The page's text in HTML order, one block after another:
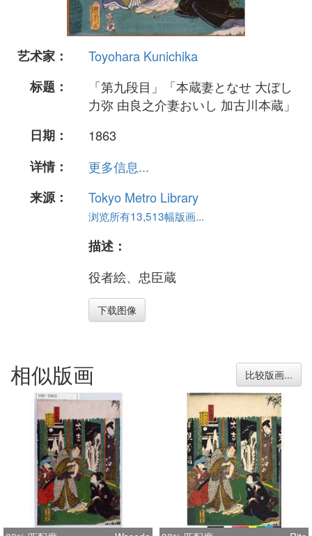
艺术家：
Toyohara Kunichika
标题：
「第九段目」「本蔵妻となせ 大ぼし
力弥 由良之介妻おいし 加古川本蔵」
日期：
1863
详情：
更多信息...
来源：
Tokyo Metro Library
浏览所有13,513幅版画...
描述：
役者絵、忠臣蔵
下载图像
相似版画 比较版画...